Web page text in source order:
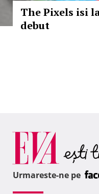
The Pixels isi
debut
Urmareste-ne pe